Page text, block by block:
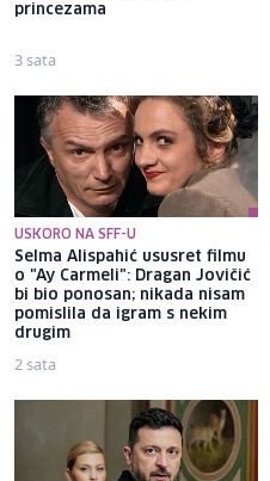
princezama
3 sata
USKORO NA SFF-U
Selma Alispahić ususret filmu
o "Ay Carmeli": Dragan Jovičić
bi bio ponosan; nikada nisam
pomislila da igram s nekim
drugim
2 sata